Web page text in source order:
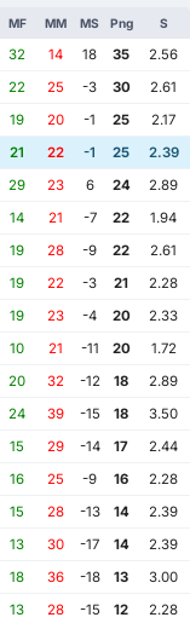
MF MM MS Png S
32 14 18 35
2.56
22 25 -3 30
2.61
19 20 -1 25
2.17
21 22 -1 25
2.39
29 23 6 24
2.89
14 21 -7 22
1.94
19 28 -9 22
2.61
19 22 -3 21
2.28
19 23 -4 20
2.33
10 21 -11 20
1.72
20 32 -12 18
2.89
24 39 -15 18
3.50
15 29 -14 17
2.44
16 25 -9 16
2.28
15 28 -13 14
2.39
13 30 -17 14
2.39
18 36 -18 13
3.00
13 28 -15 12
2.28